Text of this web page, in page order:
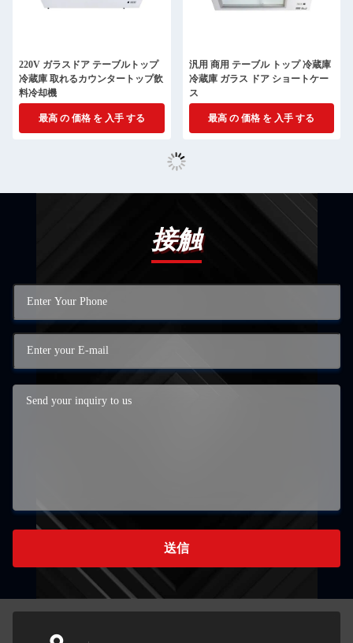
220V ガラスドア テーブルトップ
冷蔵庫 取れるカウンタートップ飲
料冷却機
最高 の 価格 を 入手 する
汎用 商用 テーブル トップ 冷蔵庫
冷蔵庫 ガラス ドア ショートケー
ス
最高 の 価格 を 入手 する
接触
送信